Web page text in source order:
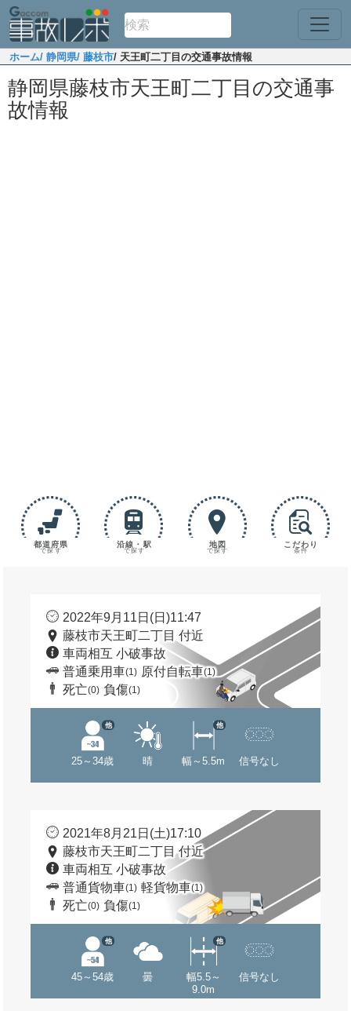
ホーム/ 静岡県/ 藤枝市/ 天王町二丁目の交通事故情報
静岡県藤枝市天王町二丁目の交通事
故情報
都道府県
で探す
沿線・駅
で探す
地図
で探す
こだわり
条件
2022年9月11日(日)11:47
藤枝市天王町二丁目 付近
車両相互 小破事故
普通乗用車(1) 原付自転車(1)
死亡(0) 負傷(1)
25～34歳
他
晴 幅～5.5m
他
信号なし
2021年8月21日(土)17:10
藤枝市天王町二丁目 付近
車両相互 小破事故
普通貨物車(1) 軽貨物車(1)
死亡(0) 負傷(1)
45～54歳
他
曇
幅5.5～
9.0m
他
信号なし